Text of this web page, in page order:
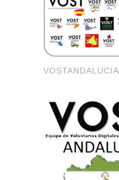
VOSTANDALUCIA